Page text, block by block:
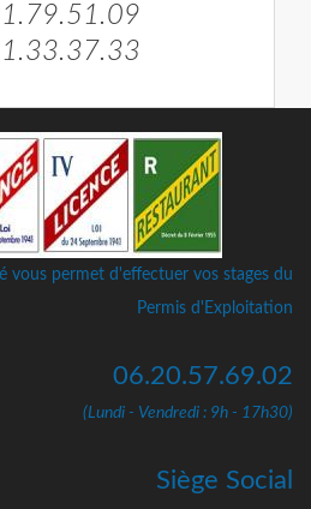
vous permet d'effectuer vos stages du
Permis d'Exploitation
06.20.57.69.02
(Lundi - Vendredi : 9h - 17h30)
Siège Social